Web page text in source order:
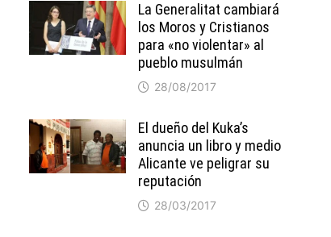
La Generalitat cambiará
los Moros y Cristianos
para «no violentar» al
pueblo musulmán
28/08/2017
El dueño del Kuka’s
anuncia un libro y medio
Alicante ve peligrar su
reputación
28/03/2017